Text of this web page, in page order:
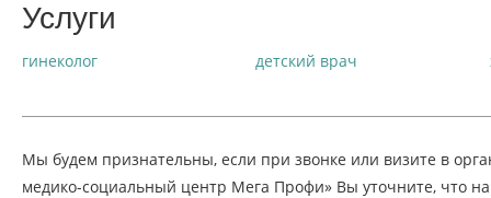
Услуги
гинеколог детский врач
Мы будем признательны, если при звонке или визите в
медико-социальный центр Мега Профи» Вы уточните, что